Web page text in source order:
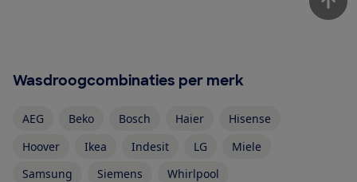
Wasdroogcombinaties per merk
AEG Beko Bosch Haier
Hisense
Hoover
Ikea Indesit LG
Miele
Samsung
Siemens Whirlpool